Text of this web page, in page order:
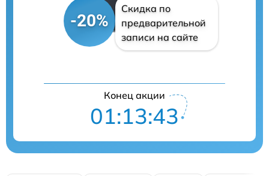
-20%
Скидка по
предварительной
записи на сайте
Конец акции
01:13:42